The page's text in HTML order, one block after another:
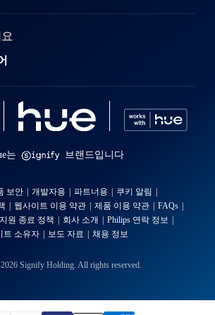
는 브랜드입니다
보안 개발자용 파트너용
쿠키 알림
웹사이트 이용 약관 제품 이용 약관
FAQs
지원 종료 정책 회사 소개
Philips 연락 정보
트 소유자
보도 자료 채용 정보
Signify Holding. All rights reserved.